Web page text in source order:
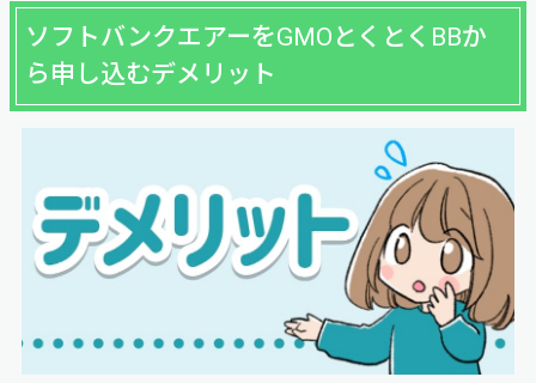
ソフトバンクエアーをGMOとくとくBBか
ら申し込むデメリット